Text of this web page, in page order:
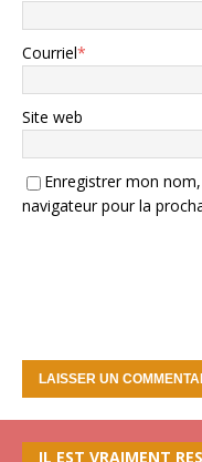
Courriel*
Site web
Enregistrer mon
navigateur pour la
IL EST VRAIMENT